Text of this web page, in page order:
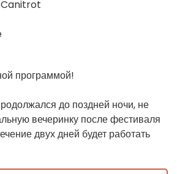
программой!
до поздней ночи, не
вечеринку после фестиваля
двух дней будет работать